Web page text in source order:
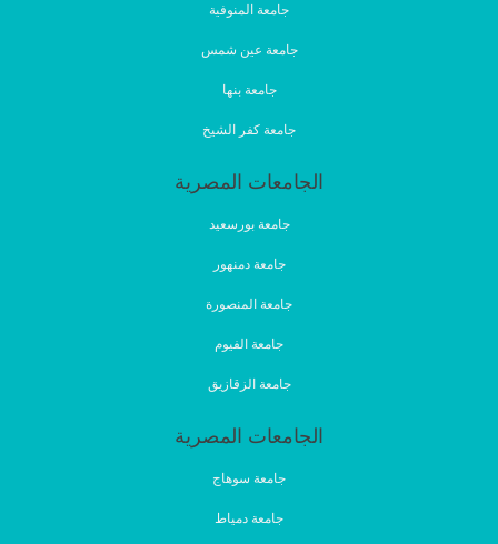
جامعة المنوفية
جامعة عين شمس
جامعة بنها
جامعة كفر الشيخ
الجامعات المصرية
جامعة بورسعيد
جامعة دمنهور
جامعة المنصورة
جامعة الفيوم
جامعة الزقازيق
الجامعات المصرية
جامعة سوهاج
جامعة دمياط